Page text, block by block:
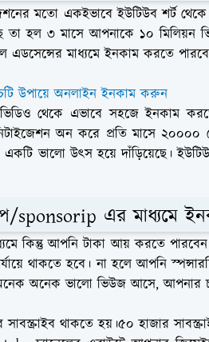
মতো একইভাবে ইউটিউব শর্ট
তা হল ৩ মাসে আপনাকে ১০ মিলিয়ন
মাধ্যমে ইনকাম করতে
উপায়ে অনলাইন ইনকাম করুন
থেকে এভাবে সহজে ইনকাম
অন করে প্রতি মাসে
ভালো উৎস হয়ে দাঁড়িয়েছে।
sponsorip এর মাধ্যমে
কিন্তু আপনি টাকা আয় করতে
থাকতে হবে। না হলে আপনি
অনেক ভালো ভিউজ আসে, আপনার
সাবস্ক্রাইব থাকতে হয়।৫০ হাজার